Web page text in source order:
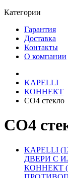
Категории
Гарантия
Доставка
Контакты
О компании
KAPELLI
КОННЕКТ
СО4 стекло
СО4
KAPELLI
ДВЕРИ С
КОННЕКТ